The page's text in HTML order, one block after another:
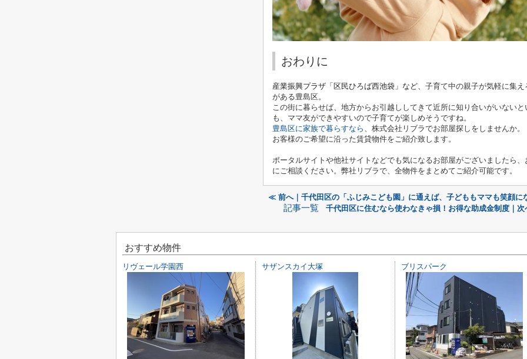
おわりに
産業振興プラザ「区民ひろば西池袋」など、 子育て中の親子が気軽に集え
がある豊島区。
この街に暮らせば、地方からお引越ししてきて近所に知り合いがいないと
も、ママ友ができやすいので子育てが楽しめそうですね。
豊島区に家族で暮らすなら
、株式会社リブラでお部屋探しをしませんか。
お客様のご希望に沿った賃貸物件をご紹介致します。
ポータルサイトや他社サイトなどでも気になるお部屋がございましたら、
にご相談ください。弊社リブラで、全物件をまとめてご紹介可能です。
≪ 前へ｜千代田区の「ふじみこども園」に通えば、子どももママも笑顔に
記事一覧 千代田区に住むなら使わなきゃ損！お得な助成金制度｜
おすすめ物件
リヴェール学園西 サザンスカイ大塚 ブリスパーク